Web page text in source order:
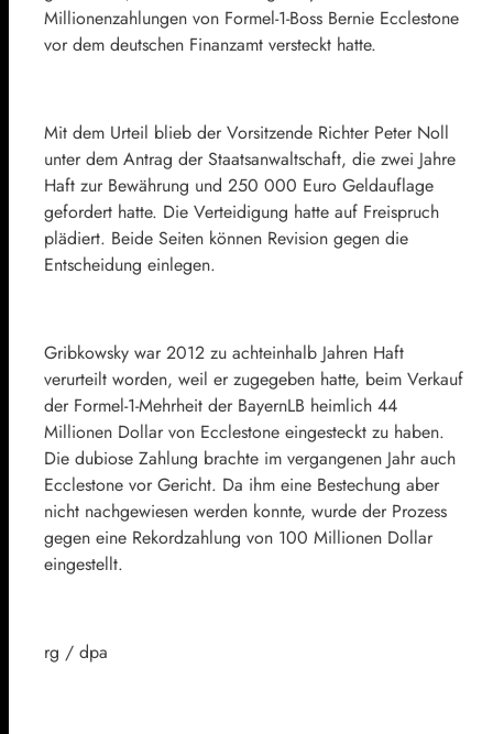
Millionenzahlungen von Formel-1-Boss Bernie Ecclestone
vor dem deutschen Finanzamt versteckt hatte.
Mit dem Urteil blieb der Vorsitzende Richter Peter Noll
unter dem Antrag der Staatsanwaltschaft, die zwei Jahre
Haft zur Bewährung und 250 000 Euro Geldauflage
gefordert hatte. Die Verteidigung hatte auf Freispruch
plädiert. Beide Seiten können Revision gegen die
Entscheidung einlegen.
Gribkowsky war 2012 zu achteinhalb Jahren Haft
verurteilt worden, weil er zugegeben hatte, beim Verkauf
der Formel-1-Mehrheit der BayernLB heimlich 44
Millionen Dollar von Ecclestone eingesteckt zu haben.
Die dubiose Zahlung brachte im vergangenen Jahr auch
Ecclestone vor Gericht. Da ihm eine Bestechung aber
nicht nachgewiesen werden konnte, wurde der Prozess
gegen eine Rekordzahlung von 100 Millionen Dollar
eingestellt.
rg / dpa